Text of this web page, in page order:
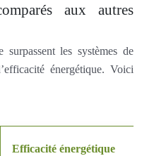
aux autres
les systèmes de
énergétique. Voici
Efficacité énergétique